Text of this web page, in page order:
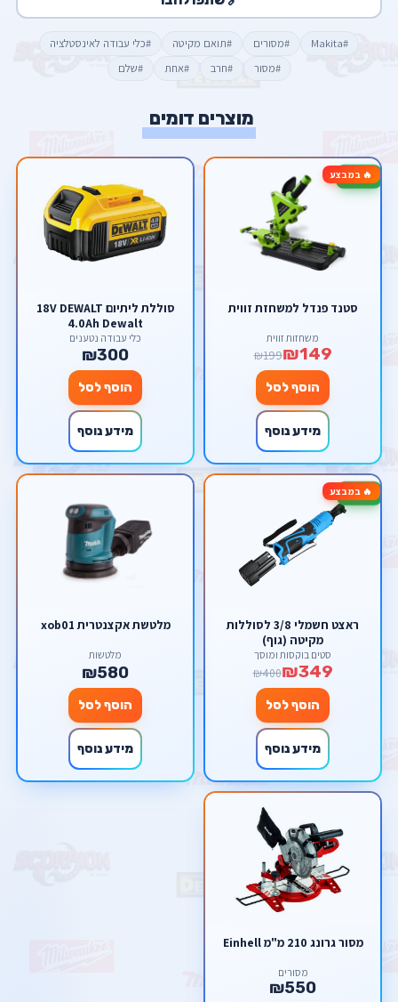
#Makita #מסורים #תואם מקיטה
#כלי עבודה לאינסטלציה
#מסור
#חרב #אחת #שלם
מוצרים דומים
🔥 במבצע-25%
סטנד פנדל למשחזת זווית
משחזות זווית
₪149
₪199
הוסף לסל
מידע נוסף
סוללת ליתיום 18V DEWALT
4.0Ah Dewalt
כלי עבודה נטענים
₪300
הוסף לסל
מידע נוסף
🔥 במבצע-13%
ראצט חשמלי 3/8 לסוללות
מקיטה (גוף)
סטים בוקסות ומוסך
₪349
₪400
הוסף לסל
מידע נוסף
מלטשת אקצנטרית xob01
מלטשות
₪580
הוסף לסל
מידע נוסף
מסור גרונג 210 מ"מ Einhell
מסורים
₪550